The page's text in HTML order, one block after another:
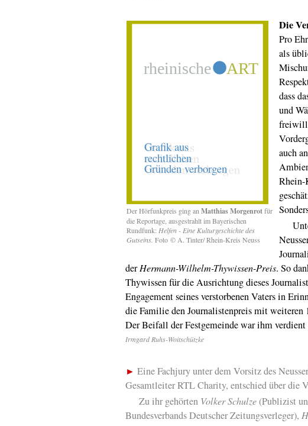
Der Hörfunkpreis ging an Matthias Morgenrotfür
die Reportage, ausgestrahlt im Bayerischen
Rundfunk: Helfen - Eine Kulturgeschichte des
Gutseins. Foto © A. Tinter/ Rhein-Kreis Neuss
Die
Pro
als
dass
und
auch
Rhein-
derHermann-Wilhelm-Thywissen-Preis. So
Thywissen für die Ausrichtung dieses
Engagement seines verstorbenen Vaters in
die Familie den Journalistenpreis mit weiteren
Der Beifall der Festgemeinde war ihm verdient
Irmgard Ruhs-Woitschützke
► Eine Fachjury unter dem Vorsitz des
Gesamtleiter RTL Charity, entschied über die
Zu ihr gehörten Volker Schulze(Publizist
Bundesverbands Deutscher Zeitungsverleger),